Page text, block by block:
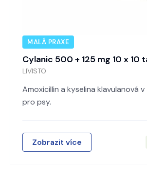
MALÁ PRAXE
Cylanic 500 + 125 mg 10 x 10
LIVISTO
Amoxicillin a kyselina klavulanová
pro psy.
Zobrazit více